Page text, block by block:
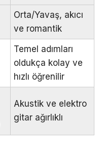
Orta/Yavaş, akıcı
ve romantik
Temel adımları
oldukça kolay ve
hızlı öğrenilir
Akustik ve elektro
gitar ağırlıklı